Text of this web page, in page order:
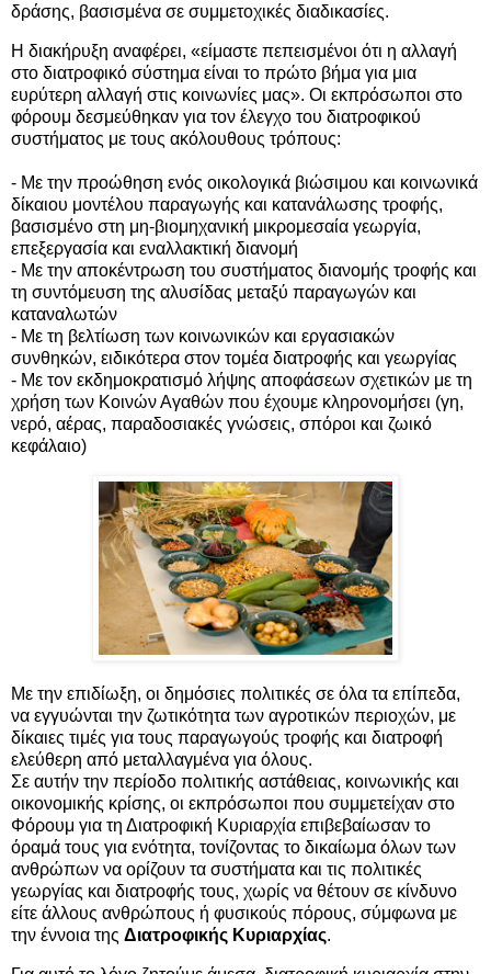
δράσης, βασισμένα σε συμμετοχικές διαδικασίες.
Η διακήρυξη αναφέρει, «είμαστε πεπεισμένοι ότι η αλλαγή
στο διατροφικό σύστημα είναι το πρώτο βήμα για μια
ευρύτερη αλλαγή στις κοινωνίες μας». Οι εκπρόσωποι στο
φόρουμ δεσμεύθηκαν για τον έλεγχο του διατροφικού
συστήματος με τους ακόλουθους τρόπους:
- Με την προώθηση ενός οικολογικά βιώσιμου και κοινωνικά
δίκαιου μοντέλου παραγωγής και κατανάλωσης τροφής,
βασισμένο στη μη-βιομηχανική μικρομεσαία γεωργία,
επεξεργασία και εναλλακτική διανομή
- Με την αποκέντρωση του συστήματος διανομής τροφής και
τη συντόμευση της αλυσίδας μεταξύ παραγωγών και
καταναλωτών
- Με τη βελτίωση των κοινωνικών και εργασιακών
συνθηκών, ειδικότερα στον τομέα διατροφής και γεωργίας
- Με τον εκδημοκρατισμό λήψης αποφάσεων σχετικών με τη
χρήση των Κοινών Αγαθών που έχουμε κληρονομήσει (γη,
νερό, αέρας, παραδοσιακές γνώσεις, σπόροι και ζωικό
κεφάλαιο)
Με την επιδίωξη, οι δημόσιες πολιτικές σε όλα τα επίπεδα,
να εγγυώνται την ζωτικότητα των αγροτικών περιοχών, με
δίκαιες τιμές για τους παραγωγούς τροφής και διατροφή
ελεύθερη από μεταλλαγμένα για όλους.
Σε αυτήν την περίοδο πολιτικής αστάθειας, κοινωνικής και
οικονομικής κρίσης, οι εκπρόσωποι που συμμετείχαν στο
Φόρουμ για τη Διατροφική Κυριαρχία επιβεβαίωσαν το
όραμά τους για ενότητα, τονίζοντας το δικαίωμα όλων των
ανθρώπων να ορίζουν τα συστήματα και τις πολιτικές
γεωργίας και διατροφής τους, χωρίς να θέτουν σε κίνδυνο
είτε άλλους ανθρώπους ή φυσικούς πόρους, σύμφωνα με
την έννοια της Διατροφικής Κυριαρχίας.